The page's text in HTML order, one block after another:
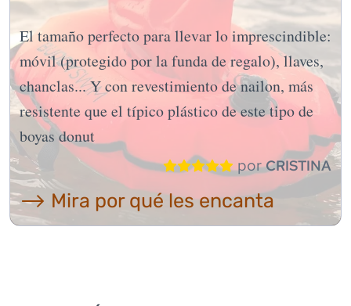
El tamaño perfecto para llevar lo imprescindible:
móvil (protegido por la funda de regalo), llaves,
chanclas... Y con revestimiento de nailon, más
resistente que el típico plástico de este tipo de
boyas donut
porCRISTINA
⟶ Mira por qué les encanta